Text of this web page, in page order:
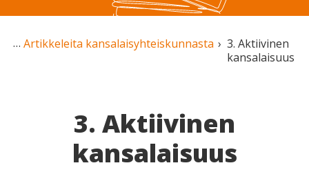
Artikkeleita kansalais­yhteiskunnasta
3. Aktiivinen
kansalaisuus
3. Aktiivinen
kansalaisuus